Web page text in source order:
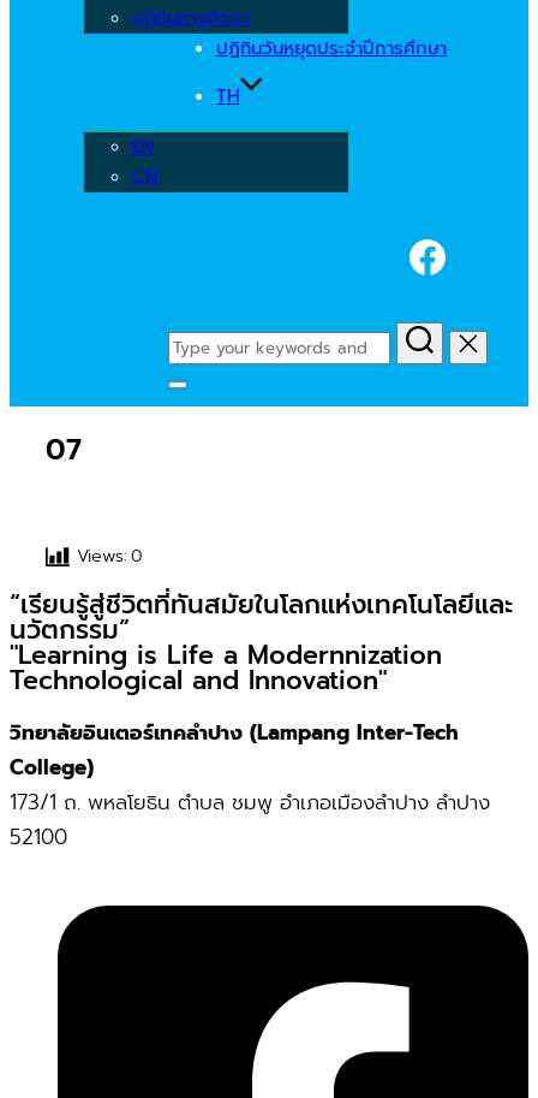
ปฏิทินการศึกษา
ปฏิทินวันหยุดประจำปีการศึกษา
TH
EN
CN
Search
for:
Toggle
07
Views:0
“เรียนรู้สู่ชีวิตที่ทันสมัยในโลกแห่งเทคโนโลยีและ
นวัตกรรม”
"Learning is Life a Modernnization
Technological and Innovation"
วิทยาลัยอินเตอร์เทคลำปาง (Lampang Inter-Tech
College)
173/1 ถ. พหลโยธิน ตำบล ชมพู อำเภอเมืองลำปาง ลำปาง
52100